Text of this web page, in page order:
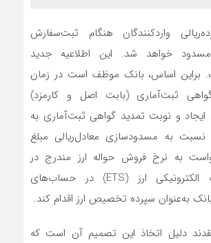
واردکنندگان هنگام ثبت‌سفارش
خواهد شد. این اطلاعیه جدید
براین اساس، بانک موظف است در زمان
ثبت‌‌‌‌‌‌آماری (بابت اصل و کارمزد)
ایجاد و نوبت تمدید گواهی ثبت‌‌‌‌‌‌آماری به
به مسدود‌سازی معادل‌ریالی مبلغ
به نرخ فروش حواله ارز مندرج در
سامانه معاملات الکترونیکی ارز (ETS) در حساب‌های
به‌عنوان سپرده تخصیص ارز اقدام کند.
دلیل اتخاذ این تصمیم آن است که